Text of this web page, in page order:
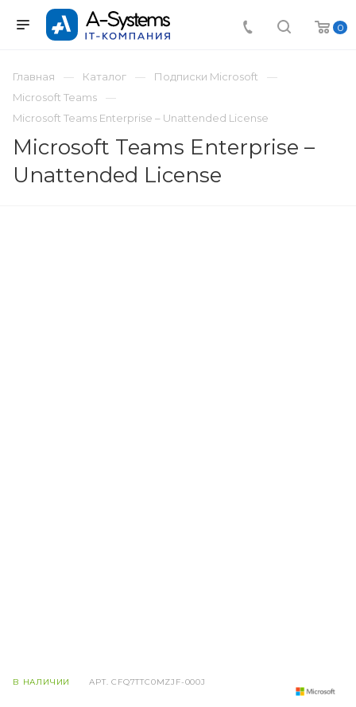
0
Главная Каталог
Подписки Microsoft
Microsoft Teams
Microsoft Teams Enterprise – Unattended License
Microsoft Teams Enterprise –
Unattended License
В НАЛИЧИИ АРТ.CFQ7TTC0MZJF-000J